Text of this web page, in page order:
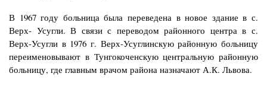
В 1967 году больница была переведена в новое здание в с.
Верх- Усугли. В связи с переводом районного центра в с.
Верх-Усугли в 1976 г. Верх-Усуглинскую районную больницу
переименовывают в Тунгокоченскую центральную районную
больницу, где главным врачом района назначают А.К. Львова.